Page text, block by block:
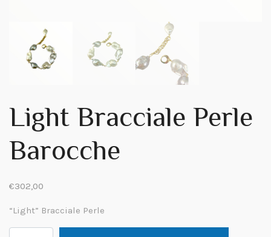
Light Bracciale Perle
Barocche
€302,00
“Light” Bracciale Perle